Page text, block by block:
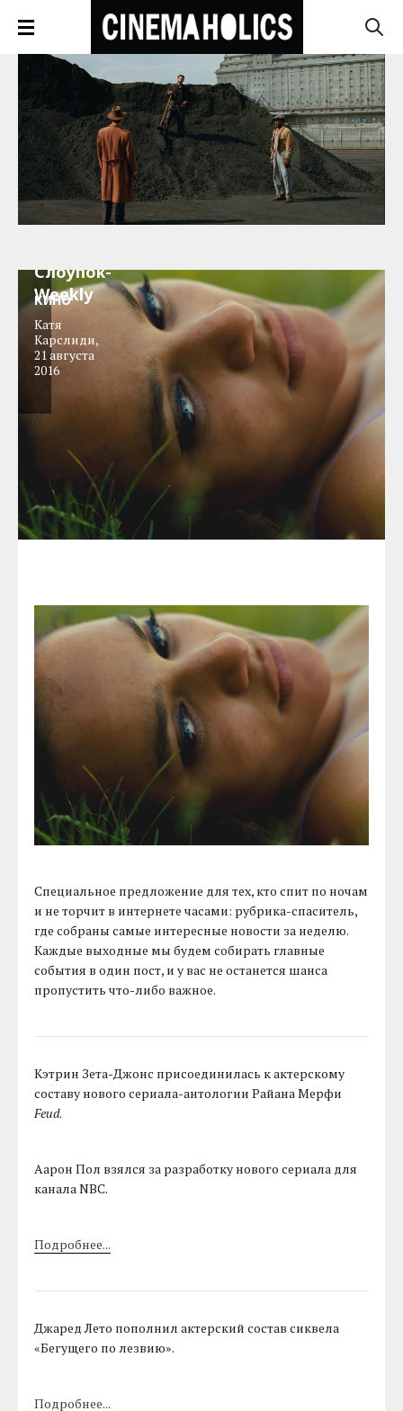
Слоупок-
Weekly
Катя
Карслиди,
21 августа
2016
КИНО
Специальное предложение для тех, кто спит по ночам
и не торчит в интернете часами: рубрика-спаситель,
где собраны самые интересные новости за неделю.
Каждые выходные мы будем собирать главные
события в один пост, и у вас не останется шанса
пропустить что-либо важное.
Кэтрин Зета-Джонс присоединилась к актерскому
составу нового сериала-антологии Райана Мерфи
Feud.
Аарон Пол взялся за разработку нового сериала для
канала NBC.
Подробнее...
Джаред Лето пополнил актерский состав сиквела
«Бегущего по лезвию».
Подробнее...